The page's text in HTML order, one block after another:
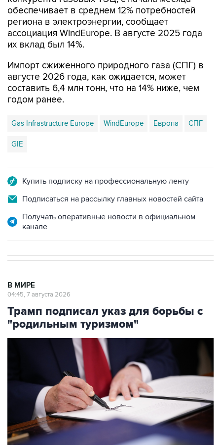
обеспечивает в среднем 12% потребностей
региона в электроэнергии, сообщает
ассоциация WindEurope. В августе 2025 года
их вклад был 14%.
Импорт сжиженного природного газа (СПГ) в
августе 2026 года, как ожидается, может
составить 6,4 млн тонн, что на 14% ниже, чем
годом ранее.
Gas Infrastructure Europe WindEurope Европа СПГ
GIE
Купить подписку на профессиональную ленту
Подписаться на рассылку главных новостей сайта
Получать оперативные новости в официальном
канале
В МИРЕ
04:45, 7 августа 2026
Трамп подписал указ для борьбы с
"родильным туризмом"